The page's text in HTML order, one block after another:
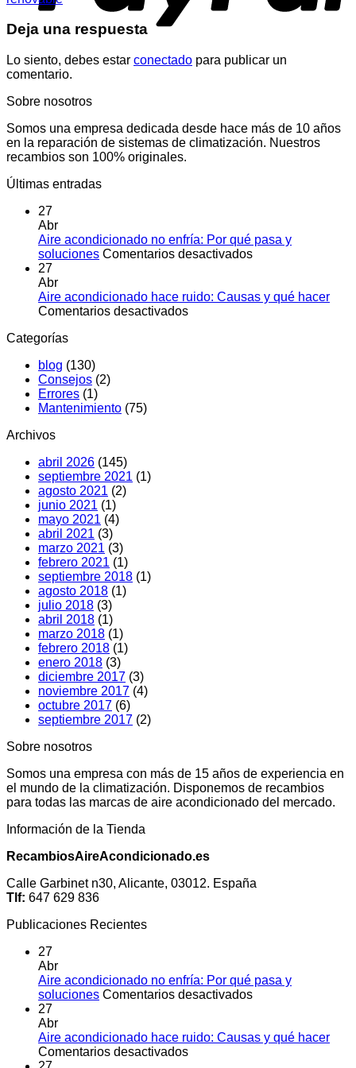
Deja una respuesta
Lo siento, debes estar conectado para publicar un
comentario.
Sobre nosotros
Somos una empresa dedicada desde hace más de 10 años
en la reparación de sistemas de climatización. Nuestros
recambios son 100% originales.
Últimas entradas
27
Abr
Aire acondicionado no enfría: Por qué pasa y
soluciones Comentarios desactivadosen
no
27
Abr
Aire acondicionado hace ruido: Causas y qué hacer
Comentarios desactivadosen
Categorías
blog (130)
Consejos (2)
Errores (1)
Mantenimiento (75)
Archivos
abril 2026 (145)
septiembre 2021 (1)
agosto 2021 (2)
junio 2021 (1)
mayo 2021 (4)
abril 2021 (3)
marzo 2021 (3)
febrero 2021 (1)
septiembre 2018 (1)
agosto 2018 (1)
julio 2018 (3)
abril 2018 (1)
marzo 2018 (1)
febrero 2018 (1)
enero 2018 (3)
diciembre 2017 (3)
noviembre 2017 (4)
octubre 2017 (6)
septiembre 2017 (2)
Sobre nosotros
Somos una empresa con más de 15 años de experiencia en
el mundo de la climatización. Disponemos de recambios
para todas las marcas de aire acondicionado del mercado.
Información de la Tienda
RecambiosAireAcondicionado.es
Calle Garbinet n30, Alicante, 03012. España
Tlf: 647 629 836
Publicaciones Recientes
27
Abr
Aire acondicionado no enfría: Por qué pasa y
soluciones Comentarios desactivadosen
no
27
Abr
Aire acondicionado hace ruido: Causas y qué hacer
Comentarios desactivadosen